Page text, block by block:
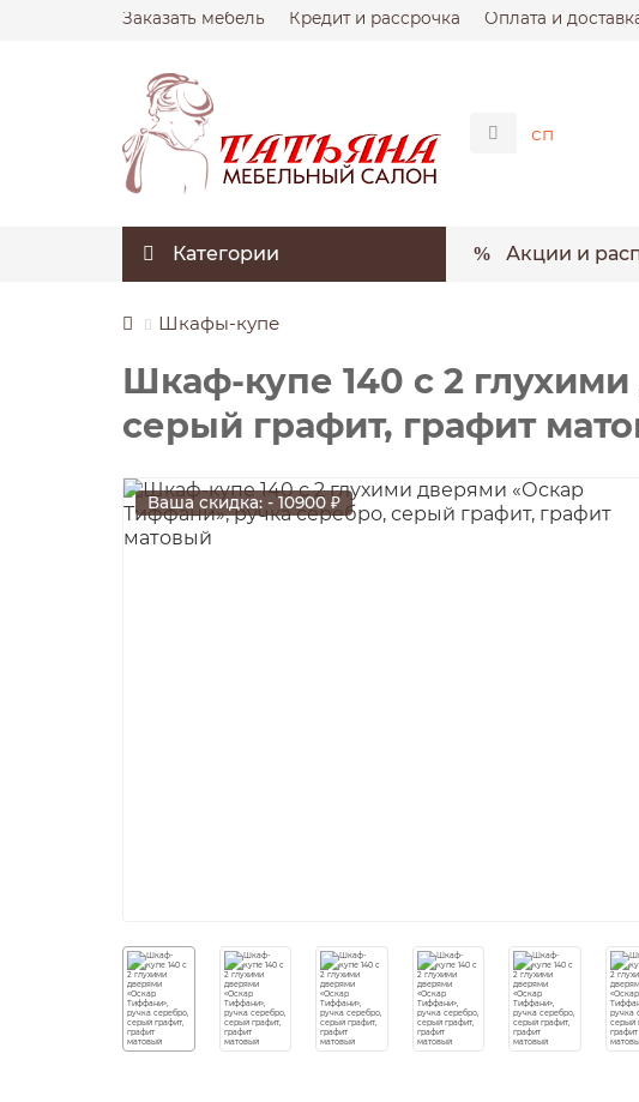
Заказать мебель Кредит и рассрочка Оплата и
Категории Акции и
Шкафы-купе
Шкаф-купе 140 с 2
серый графит, графит
Ваша скидка: - 10900 ₽